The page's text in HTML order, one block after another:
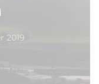
2019